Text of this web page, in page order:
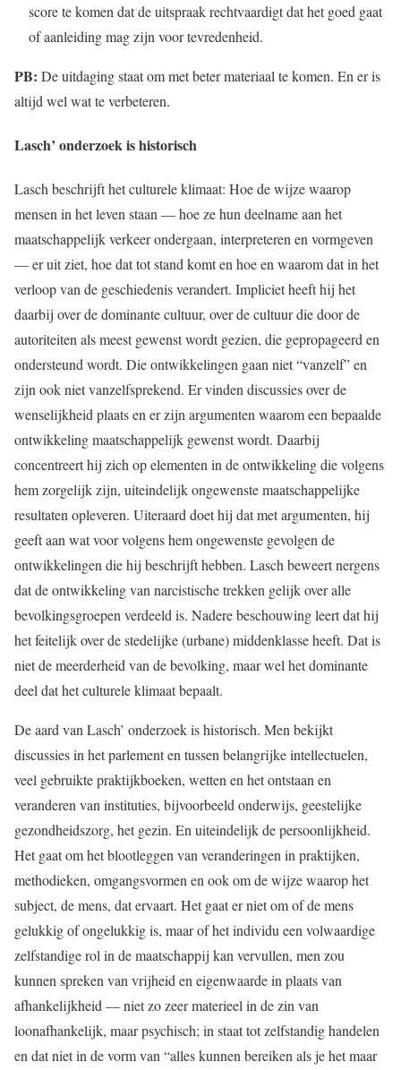
score te komen dat de uitspraak rechtvaardigt dat het goed gaat
of aanleiding mag zijn voor tevredenheid.
PB: De uitdaging staat om met beter materiaal te komen. En er is
altijd wel wat te verbeteren.
Lasch’ onderzoek is historisch
Lasch beschrijft het culturele klimaat: Hoe de wijze waarop
mensen in het leven staan — hoe ze hun deelname aan het
maatschappelijk verkeer ondergaan, interpreteren en vormgeven
— er uit ziet, hoe dat tot stand komt en hoe en waarom dat in het
verloop van de geschiedenis verandert. Impliciet heeft hij het
daarbij over de dominante cultuur, over de cultuur die door de
autoriteiten als meest gewenst wordt gezien, die gepropageerd en
ondersteund wordt. Die ontwikkelingen gaan niet “vanzelf” en
zijn ook niet vanzelfsprekend. Er vinden discussies over de
wenselijkheid plaats en er zijn argumenten waarom een bepaalde
ontwikkeling maatschappelijk gewenst wordt. Daarbij
concentreert hij zich op elementen in de ontwikkeling die volgens
hem zorgelijk zijn, uiteindelijk ongewenste maatschappelijke
resultaten opleveren. Uiteraard doet hij dat met argumenten, hij
geeft aan wat voor volgens hem ongewenste gevolgen de
ontwikkelingen die hij beschrijft hebben. Lasch beweert nergens
dat de ontwikkeling van narcistische trekken gelijk over alle
bevolkingsgroe­pen verdeeld is. Nadere beschouwing leert dat hij
het feitelijk over de stedelijke (urbane) middenklasse heeft. Dat is
niet de meerderheid van de bevolking, maar wel het dominante
deel dat het culturele klimaat bepaalt.
De aard van Lasch’ onderzoek is historisch. Men bekijkt
discussies in het parlement en tussen belangrijke intellectuelen,
veel gebruikte praktijkboeken, wetten en het ontstaan en
veranderen van instituties, bijvoorbeeld onderwijs, geestelijke
gezondheidszorg, het gezin. En uiteindelijk de persoonlijkheid.
Het gaat om het blootleggen van veranderingen in praktijken,
methodieken, omgangsvormen en ook om de wijze waarop het
subject, de mens, dat ervaart. Het gaat er niet om of de mens
gelukkig of ongelukkig is, maar of het individu een volwaardige
zelfstandige rol in de maatschappij kan vervullen, men zou
kunnen spreken van vrijheid en eigenwaarde in plaats van
afhankelijkheid — niet zo zeer materieel in de zin van
loonafhankelijk, maar psychisch; in staat tot zelfstandig handelen
en dat niet in de vorm van “alles kunnen bereiken als je het maar